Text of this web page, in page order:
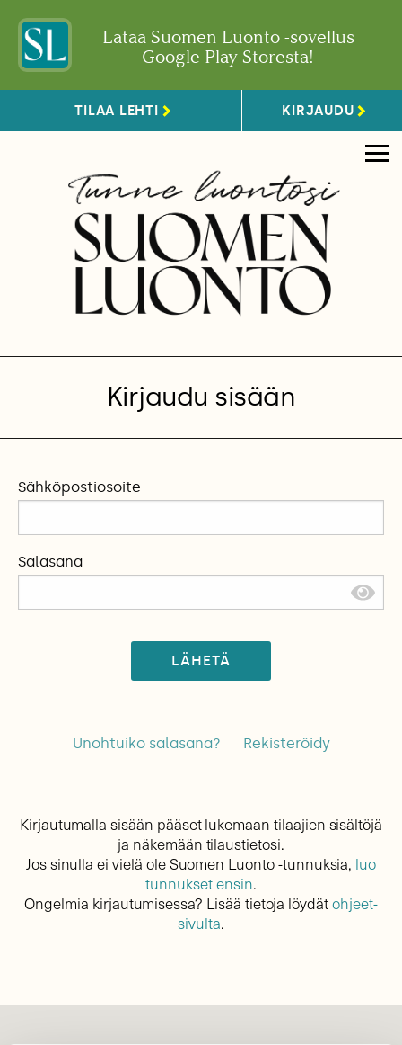
Lataa Suomen Luonto -sovellus
Google Play Storesta!
TILAA LEHTI KIRJAUDU
Kirjaudu sisään
Sähköpostiosoite
Salasana
LÄHETÄ
Unohtuiko salasana? Rekisteröidy
Kirjautumalla sisään pääset lukemaan tilaajien sisältöjä
ja näkemään tilaustietosi.
Jos sinulla ei vielä ole Suomen Luonto -tunnuksia, luo
tunnukset ensin.
Ongelmia kirjautumisessa? Lisää tietoja löydätohjeet-
sivulta.